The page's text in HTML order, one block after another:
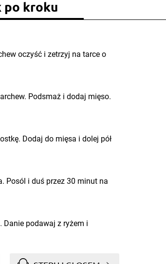
po kroku
oczyść i zetrzyj na tarce o
Podsmaż i dodaj mięso.
Dodaj do mięsa i dolej pół
Posól i duś przez 30 minut na
Danie podawaj z ryżem i